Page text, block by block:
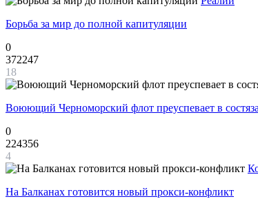
Борьба за мир до полной капитуляции
0
372247
18
Воюющий Черноморский флот преуспевает в
0
224356
4
На Балканах готовится новый прокси-конфликт